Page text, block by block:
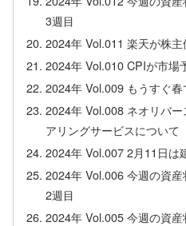
3週目
2024年 Vol.011 楽天が株主
2024年 Vol.010 CPIが市場
2024年 Vol.009 もうすぐ春
2024年 Vol.008 ネオリバ
アリングサービスについて
2024年 Vol.007 2月11日は
2024年 Vol.006 今週の資
2週目
2024年 Vol.005 今週の資